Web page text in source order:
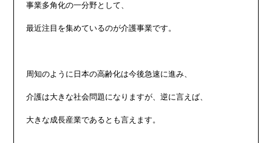
事業多角化の一分野として、
最近注目を集めているのが介護事業です。
周知のように日本の高齢化は今後急速に進み、
介護は大きな社会問題になりますが、逆に言えば、
大きな成長産業であるとも言えます。